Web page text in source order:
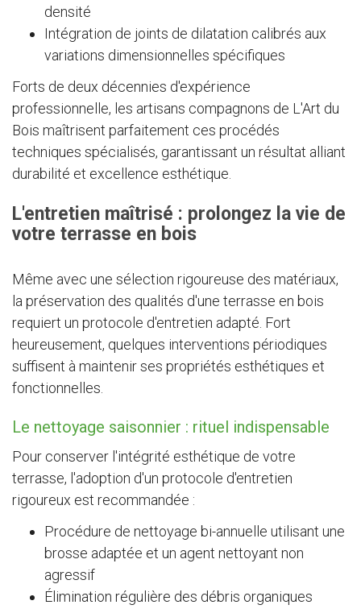
densité
Intégration de joints de dilatation calibrés aux
variations dimensionnelles spécifiques
Forts de deux décennies d'expérience
professionnelle, les artisans compagnons de L'Art du
Bois maîtrisent parfaitement ces procédés
techniques spécialisés, garantissant un résultat alliant
durabilité et excellence esthétique.
L'entretien maîtrisé : prolongez la vie de
votre terrasse en bois
Même avec une sélection rigoureuse des matériaux,
la préservation des qualités d'une terrasse en bois
requiert un protocole d'entretien adapté. Fort
heureusement, quelques interventions périodiques
suffisent à maintenir ses propriétés esthétiques et
fonctionnelles.
Le nettoyage saisonnier : rituel indispensable
Pour conserver l'intégrité esthétique de votre
terrasse, l'adoption d'un protocole d'entretien
rigoureux est recommandée :
Procédure de nettoyage bi-annuelle utilisant une
brosse adaptée et un agent nettoyant non
agressif
Élimination régulière des débris organiques